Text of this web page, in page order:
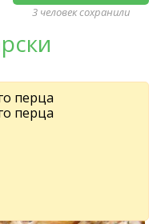
3 человек сохранили
перца
перца